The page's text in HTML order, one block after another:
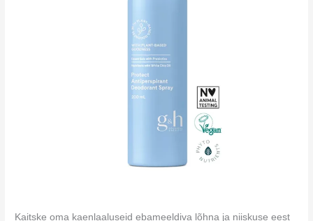
Kaitske oma kaenlaaluseid ebameeldiva lõhna ja niiskuse eest